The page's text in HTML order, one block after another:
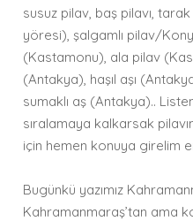
susuz pilav, baş pilavı,
yöresi), şalgamlı pilav/
(Kastamonu), ala pilav
(Antakya), haşıl aşı
sumaklı aş (Antakya)..
sıralamaya kalkarsak
için hemen konuya girelim
Bugünkü yazımız
Kahramanmaraş’tan ama